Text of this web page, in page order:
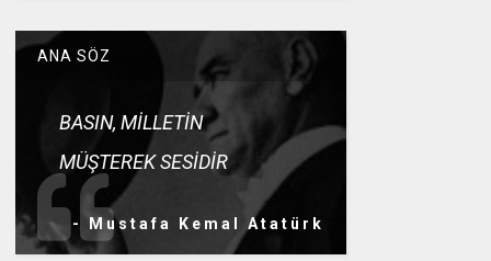
ANA SÖZ
BASIN, MİLLETİN
MÜŞTEREK SESİDİR
- Mustafa Kemal Atatürk